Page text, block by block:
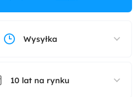
Wysyłka
10 lat na rynku